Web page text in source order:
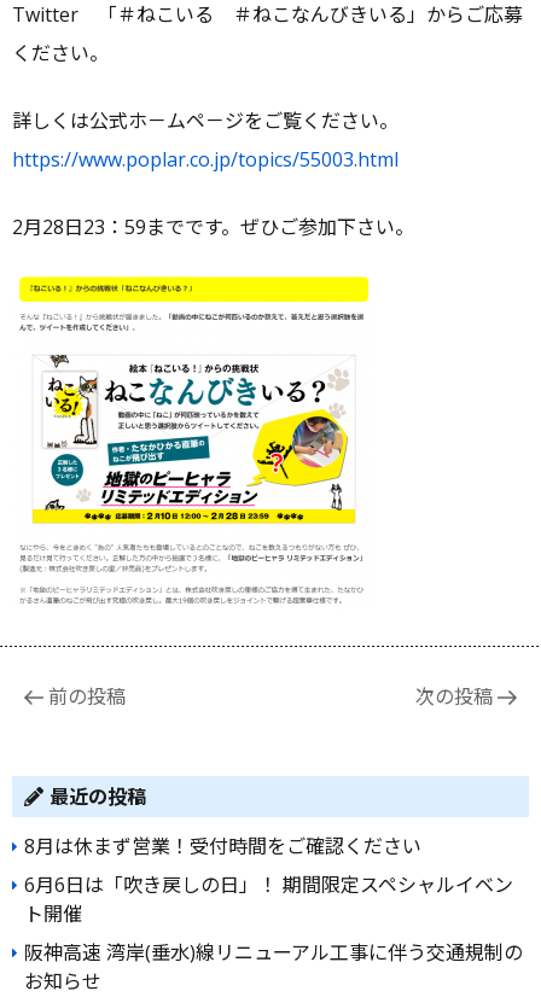
Twitter 「＃ねこいる ＃ねこなんびきいる」からご応募
ください。
詳しくは公式ホ－ムペ－ジをご覧ください。
https://www.poplar.co.jp/topics/55003.html
2月28日23：59までです。ぜひご参加下さい。
投
ビ
ゲ
ー
シ
ョ
ン
前の投稿 次の投稿
最近の投稿
8月は休まず営業！受付時間をご確認ください
6月6日は「吹き戻しの日」！ 期間限定スペシャルイベン
ト開催
阪神高速 湾岸(垂水)線リニューアル工事に伴う交通規制の
お知らせ